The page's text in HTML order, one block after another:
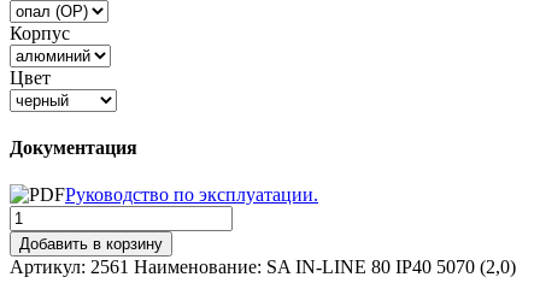
Корпус
Цвет
Документация
Руководство по эксплуатации.
Добавить в корзину
Артикул: 2561 Наименование: SA IN-LINE 80 IP40 5070 (2,0)